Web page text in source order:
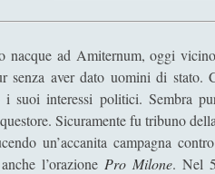
nacque ad Amiternum, oggi
senza aver dato uomini di stato.
i suoi interessi politici. Sembra
Sicuramente fu tribuno
un’accanita campagna
l’orazione Pro Milone. Nel